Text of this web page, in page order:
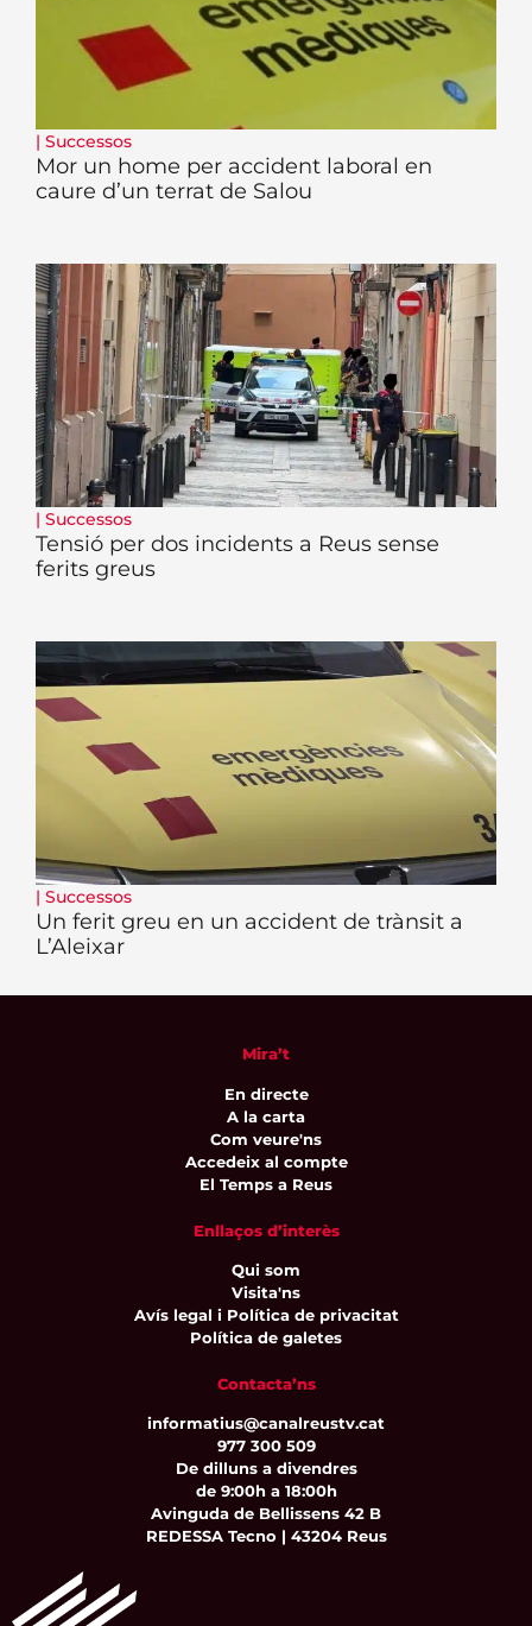
| Successos
Mor un home per accident laboral en
caure d’un terrat de Salou
| Successos
Tensió per dos incidents a Reus sense
ferits greus
| Successos
Un ferit greu en un accident de trànsit a
L’Aleixar
Mira’t
En directe
A la carta
Com veure'ns
Accedeix al compte
El Temps a Reus
Enllaços d’interès
Qui som
Visita'ns
Avís legal i Política de privacitat
Política de galetes
Contacta’ns
informatius@canalreustv.cat
977 300 509
De dilluns a divendres
de 9:00h a 18:00h
Avinguda de Bellissens 42 B
REDESSA Tecno | 43204 Reus